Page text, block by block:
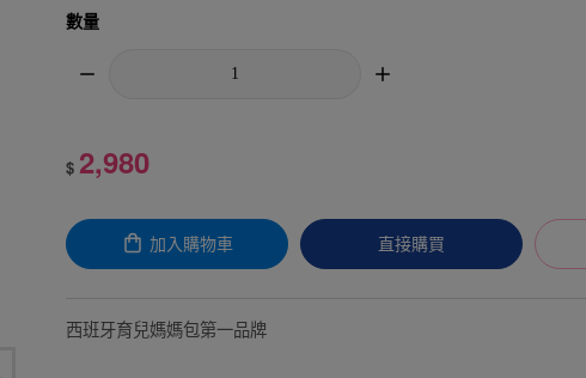
數量
$ 2,980
加入購物車 直接購買
西班牙育兒媽媽包第一品牌